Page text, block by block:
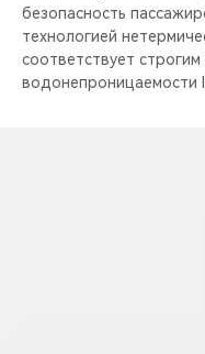
безопасность
технологией
соответствует
водонепроницаемости